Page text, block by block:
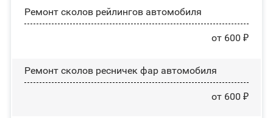
Ремонт сколов рейлингов автомобиля
от 600 ₽
Ремонт сколов ресничек фар автомобиля
от 600 ₽